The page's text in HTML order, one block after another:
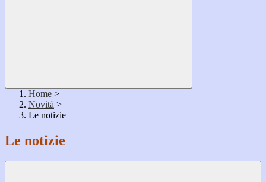
Home >
Novità >
Le notizie
Le notizie